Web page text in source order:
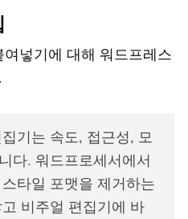
넣기에 대해 워드프레스
기는 속도, 접근성, 모
다. 워드프로세서에서
타일 포맷을 제거하는
비주얼 편집기에 바